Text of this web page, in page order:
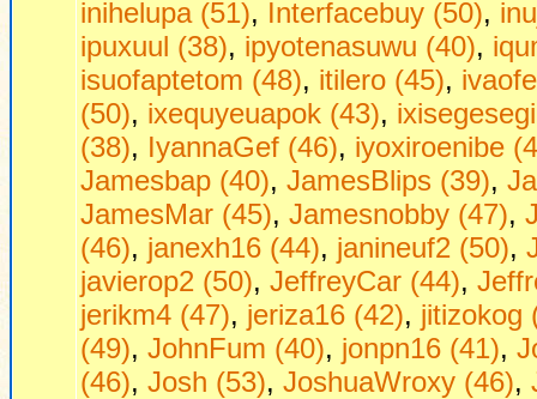
inihelupa (51), Interfacebuy (50),
ipuxuul (38), ipyotenasuwu (40),
isuofaptetom (48), itilero (45),
(50), ixequyeuapok (43),
(38), IyannaGef (46), iyoxiroenibe
Jamesbap (40), JamesBlips (39),
JamesMar (45), Jamesnobby (47),
(46), janexh16 (44), janineuf2 (50),
javierop2 (50), JeffreyCar (44),
jerikm4 (47), jeriza16 (42), jitizokog
(49), JohnFum (40), jonpn16 (41),
(46), Josh (53), JoshuaWroxy (46),